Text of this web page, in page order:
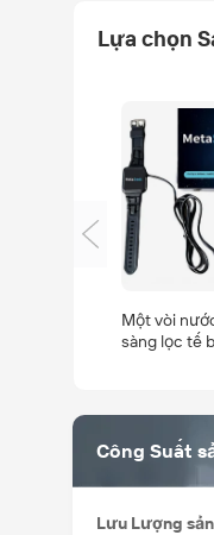
Lựa chọn
Một vòi
sàng lọc tế
Công Suất
Lưu Lượng